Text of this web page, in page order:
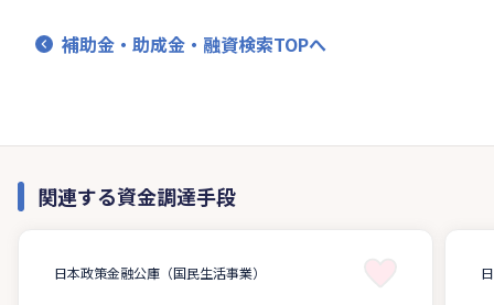
補助金・助成金・融資検索TOPへ
関連する資金調達手段
日本政策金融公庫（国民生活事業）